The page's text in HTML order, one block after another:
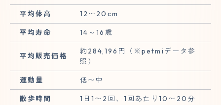
平均体高 12〜20cm
平均寿命 14～16歳
平均販売価格
約284,196円（※petmiデータ参
照）
運動量 低〜中
散歩時間 1日1〜2回、1回あたり10〜20分